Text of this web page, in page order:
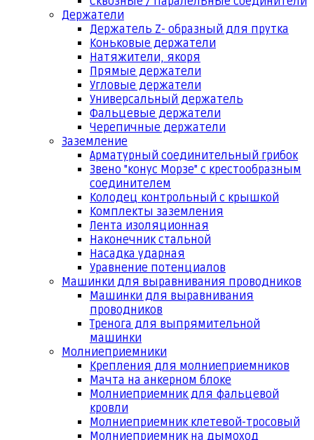
Держатели
Держатель Z- образный для прутка
Коньковые держатели
Натяжители, якоря
Прямые держатели
Угловые держатели
Универсальный держатель
Фальцевые держатели
Черепичные держатели
Заземление
Арматурный соединительный грибок
Звено "конус Морзе" с крестообразным
соединителем
Колодец контрольный с крышкой
Комплекты заземления
Лента изоляционная
Наконечник стальной
Насадка ударная
Уравнение потенциалов
Машинки для выравнивания проводников
Машинки для выравнивания
проводников
Тренога для выпрямительной
машинки
Молниеприемники
Крепления для молниеприемников
Мачта на анкерном блоке
Молниеприемник для фальцевой
кровли
Молниеприемник клетевой-тросовый
Молниеприемник на дымоход